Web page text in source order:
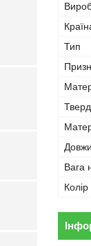
Тип
Вага
Колір